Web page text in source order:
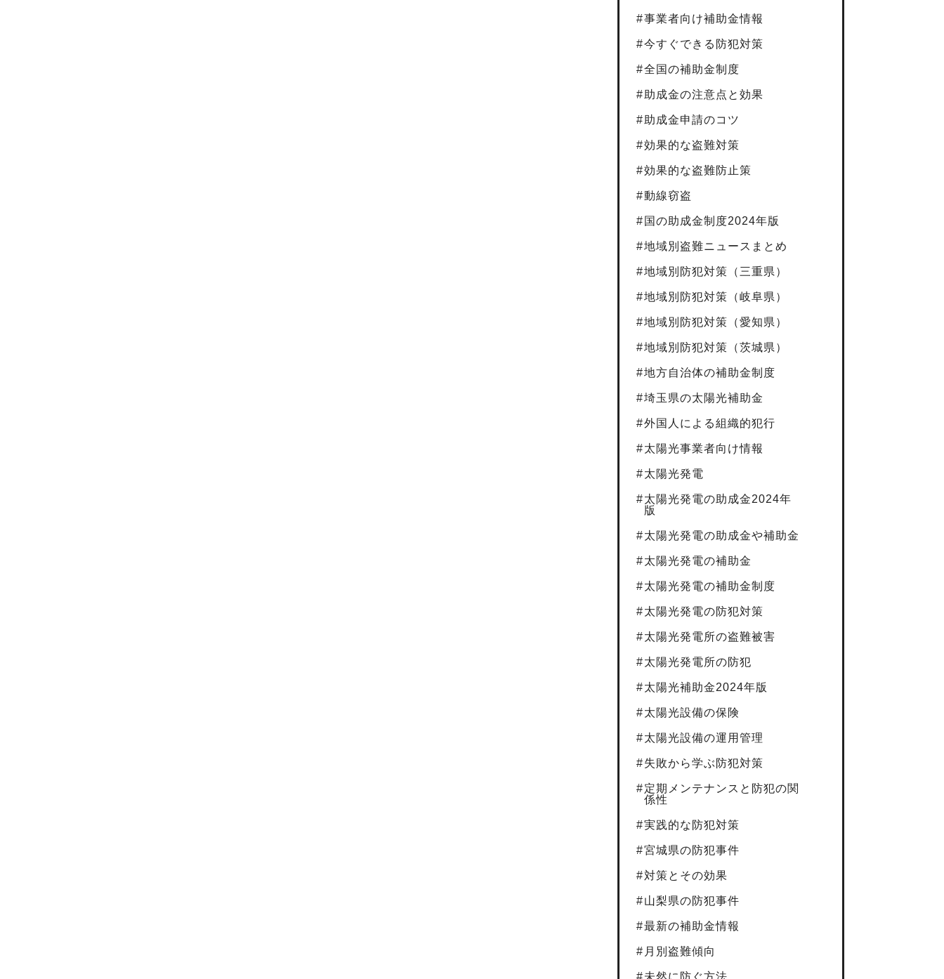
事業者向け補助金情報
今すぐできる防犯対策
全国の補助金制度
助成金の注意点と効果
助成金申請のコツ
効果的な盗難対策
効果的な盗難防止策
動線窃盗
国の助成金制度2024年版
地域別盗難ニュースまとめ
地域別防犯対策（三重県）
地域別防犯対策（岐阜県）
地域別防犯対策（愛知県）
地域別防犯対策（茨城県）
地方自治体の補助金制度
埼玉県の太陽光補助金
外国人による組織的犯行
太陽光事業者向け情報
太陽光発電
太陽光発電の助成金2024年
版
太陽光発電の助成金や補助金
太陽光発電の補助金
太陽光発電の補助金制度
太陽光発電の防犯対策
太陽光発電所の盗難被害
太陽光発電所の防犯
太陽光補助金2024年版
太陽光設備の保険
太陽光設備の運用管理
失敗から学ぶ防犯対策
定期メンテナンスと防犯の関
係性
実践的な防犯対策
宮城県の防犯事件
対策とその効果
山梨県の防犯事件
最新の補助金情報
月別盗難傾向
未然に防ぐ方法